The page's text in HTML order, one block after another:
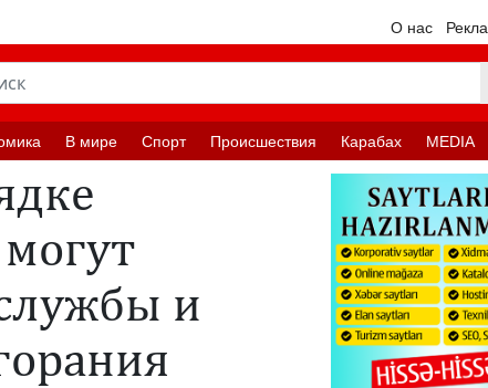
О нас
В мире Спорт Происшествия Карабах MEDIA
и